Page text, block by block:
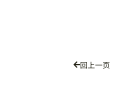
回上一页